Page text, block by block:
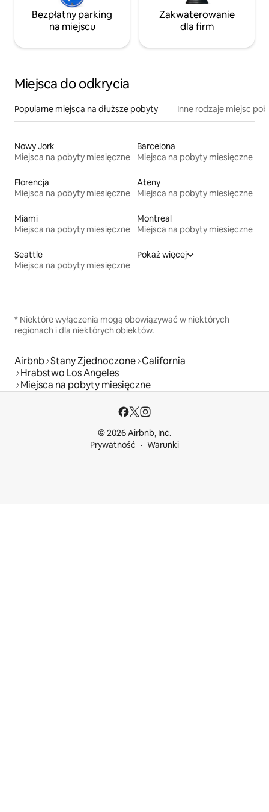
Bezpłatny parking
na miejscu
Zakwaterowanie
dla firm
Miejsca do odkrycia
Popularne miejsca na dłuższe pobyty Inne rodzaje miejsc
Nowy Jork
Miejsca na pobyty miesięczne
Barcelona
Miejsca na pobyty miesięczne
Florencja
Miejsca na pobyty miesięczne
Ateny
Miejsca na pobyty miesięczne
Miami
Miejsca na pobyty miesięczne
Montreal
Miejsca na pobyty miesięczne
Seattle
Miejsca na pobyty miesięczne
Pokaż więcej
* Niektóre wyłączenia mogą obowiązywać w niektórych
regionach i dla niektórych obiektów.
Airbnb Stany Zjednoczone California
Hrabstwo Los Angeles
Miejsca na pobyty miesięczne
© 2026 Airbnb, Inc.
Prywatność
Warunki